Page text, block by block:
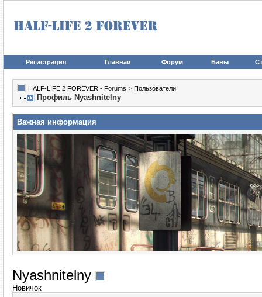
Регистрация Главная Форум Баны
HALF-LIFE 2 FOREVER - Forums > Пользователи
Профиль Nyashnitelny
Важная информация
Nyashnitelny
Новичок